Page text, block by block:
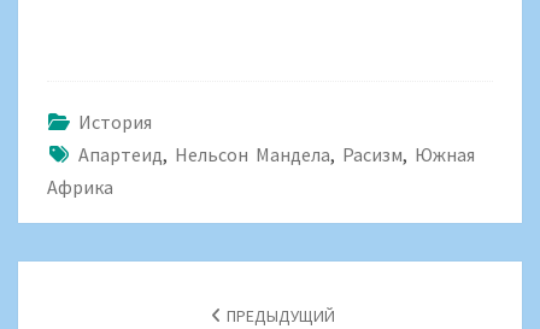
История
Апартеид, Нельсон Мандела, Расизм, Южная
Африка
ПРЕДЫДУЩИЙ